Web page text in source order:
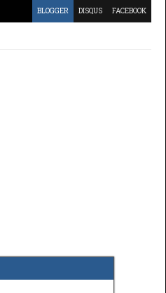
BLOGGER DISQUS FACEBOOK